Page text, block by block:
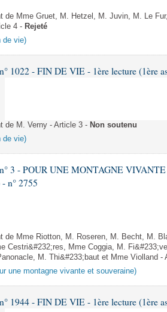
de Mme Gruet, M. Hetzel, M. Juvin, M. Le
4 - Rejeté
de vie)
1022 - FIN DE VIE - 1ère lecture (1ère
de M. Verny - Article 3 - Non soutenu
de vie)
3 - POUR UNE MONTAGNE
- n° 2755
de Mme Riotton, M. Roseren, M. Becht, M.
Cestri&#232;res, Mme Coggia, M.
M. Thi&#233;baut et Mme Violland -
une montagne vivante et souveraine)
1944 - FIN DE VIE - 1ère lecture (1ère